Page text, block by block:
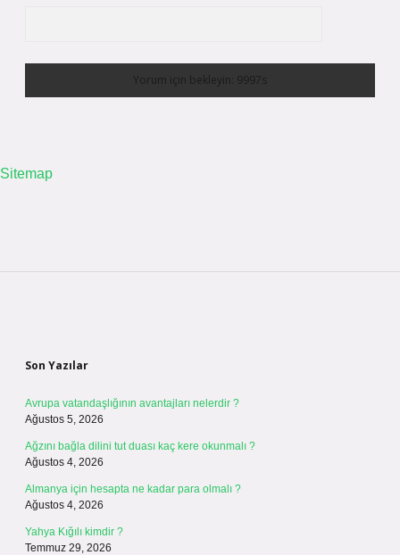
Sitemap
Son Yazılar
Avrupa vatandaşlığının avantajları nelerdir ?
Ağustos 5, 2026
Ağzını bağla dilini tut duası kaç kere okunmalı ?
Ağustos 4, 2026
Almanya için hesapta ne kadar para olmalı ?
Ağustos 4, 2026
Yahya Kığılı kimdir ?
Temmuz 29, 2026